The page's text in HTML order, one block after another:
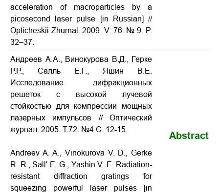
acceleration of macroparticles by a
picosecond laser pulse [in Russian] //
Opticheskii Zhurnal. 2009. V. 76. № 9. P.
32–37.
Андреев А.А., Винокурова В.Д., Герке
Р.Р., Салль Е.Г., Яшин В.Е.
Исследование дифракционных
решеток с высокой лучевой
стойкостью для компрессии мощных
лазерных импульсов // Оптический
журнал. 2005. Т.72. №4 С. 12-15.
Andreev A. A., Vinokurova V. D., Gerke
R. R., Sall' E. G., Yashin V. E. Radiation-
resistant diffraction gratings for
squeezing powerful laser pulses
[in
Abstract